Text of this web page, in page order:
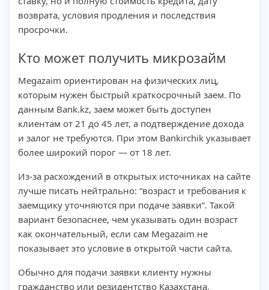
возврата, условия продления и последствия
просрочки.
Кто может получить микрозайм
Megazaim ориентирован на физических лиц,
которым нужен быстрый краткосрочный заем. По
данным Bank.kz, заем может быть доступен
клиентам от 21 до 45 лет, а подтверждение дохода
и залог не требуются. При этом Bankirchik указывает
более широкий порог — от 18 лет.
Из-за расхождений в открытых источниках на сайте
лучше писать нейтрально: “возраст и требования к
заемщику уточняются при подаче заявки”. Такой
вариант безопаснее, чем указывать один возраст
как окончательный, если сам Megazaim не
показывает это условие в открытой части сайта.
Обычно для подачи заявки клиенту нужны
гражданство или резидентство Казахстана,